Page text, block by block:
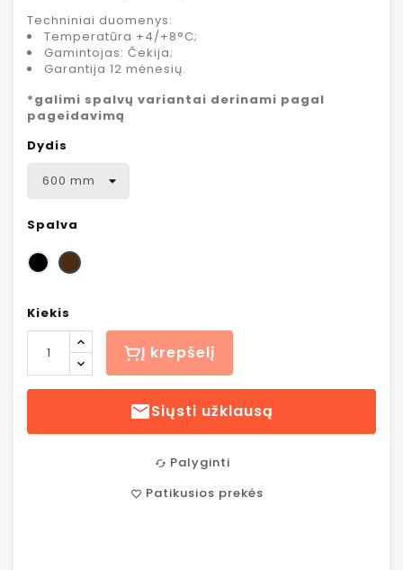
Techniniai duomenys:
Temperatūra +4/+8°C;
Gamintojas: Čekija;
Garantija 12 mėnesių.
*galimi spalvų variantai derinami pagal
pageidavimą
Dydis
Spalva
JuodaRuda
Kiekis
Į krepšelį
Siųsti užklausą
cached Palyginti
favorite_border Patikusios prekės